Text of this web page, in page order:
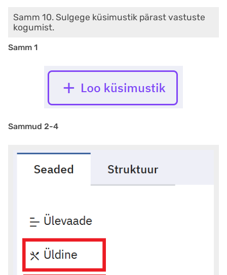
Samm 10. Sulgege küsimustik pärast vastuste
kogumist.
Samm 1
Sammud 2-4